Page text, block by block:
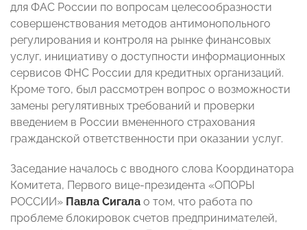
для ФАС России по вопросам целесообразности
совершенствования методов антимонопольного
регулирования и контроля на рынке финансовых
услуг, инициативу о доступности информационных
сервисов ФНС России для кредитных организаций.
Кроме того, был рассмотрен вопрос о возможности
замены регулятивных требований и проверки
введением в России вмененного страхования
гражданской ответственности при оказании услуг.
Заседание началось с вводного слова Координатора
Комитета, Первого вице-президента «ОПОРЫ
РОССИИ» Павла Сигала о том, что работа по
проблеме блокировок счетов предпринимателей,